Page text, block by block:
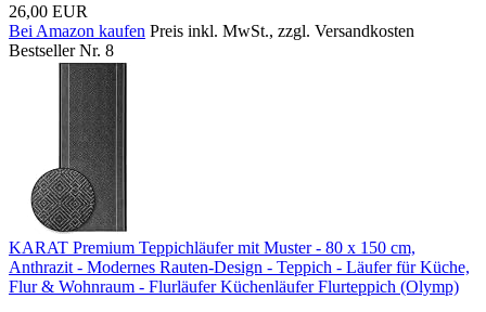
26,00 EUR
Bei Amazon kaufen Preis inkl. MwSt., zzgl. Versandkosten
Bestseller Nr. 8
KARAT Premium Teppichläufer mit Muster - 80 x 150 cm,
Anthrazit - Modernes Rauten-Design - Teppich - Läufer für Küche,
Flur & Wohnraum - Flurläufer Küchenläufer Flurteppich (Olymp)